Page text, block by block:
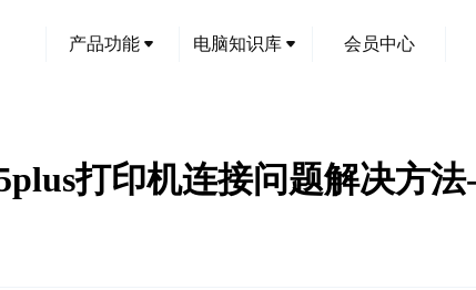
产品功能 电脑知识库 会员中心
打印机连接问题解决方